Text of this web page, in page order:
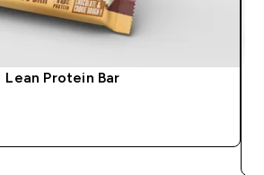
Lean Protein Bar